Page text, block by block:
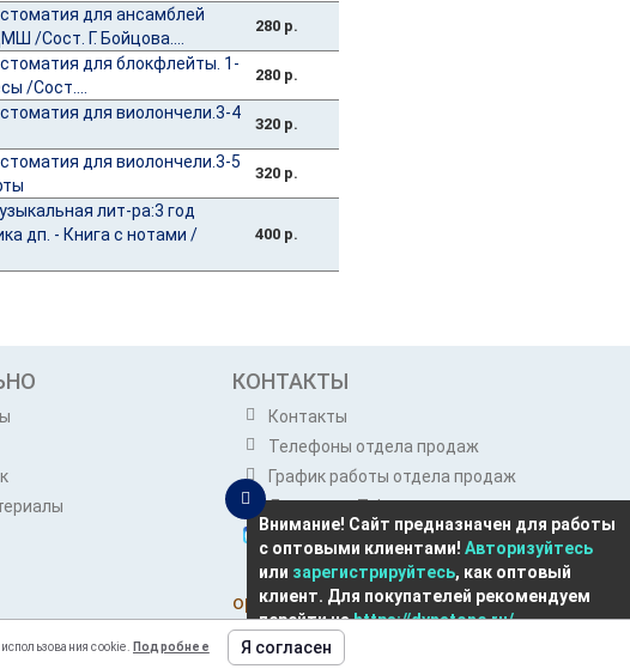
для ансамблей
/Сост. Г. Бойцова....
280 р.
для блокфлейты. 1-
/Сост....
280 р.
для виолончели.3-4
320 р.
для виолончели.3-5
320 р.
лит-ра:3 год
дп. - Книга с нотами /
400 р.
КОНТАКТЫ
Контакты
Телефоны отдела продаж
График работы отдела продаж
Динатон в Telegram
Динатон в Max
Розничным покупателям
opt@dynatone.ru
Внимание! Сайт предназначен для работы
с оптовыми клиентами! Авторизуйтесь
или зарегистрируйтесь, как оптовый
клиент. Для покупателей рекомендуем
перейти наhttps://dynatone.ru/
cookie. Подробнее Я согласен